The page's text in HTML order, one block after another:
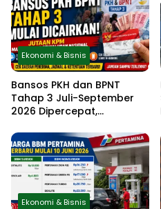
Ekonomi & Bisnis
Bansos PKH dan BPNT
Tahap 3 Juli-September
2026 Dipercepat,
Resmi, Cek Daftar Daerah
dan Jadwal Pencairan
Ekonomi & Bisnis